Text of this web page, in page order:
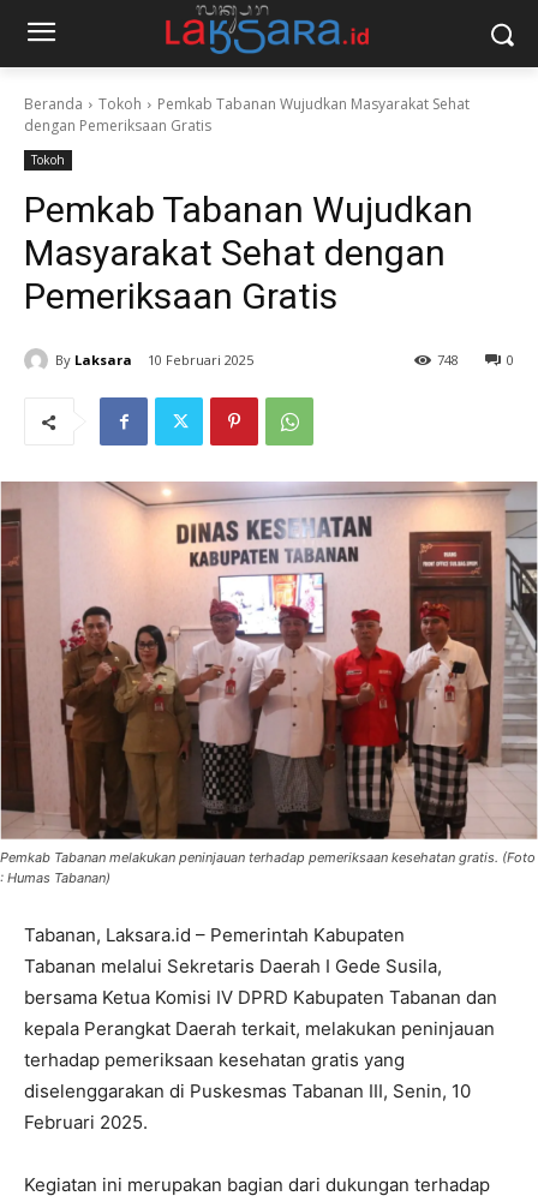
Beranda Tokoh
Pemkab Tabanan Wujudkan Masyarakat Sehat
dengan Pemeriksaan Gratis
Tokoh
Pemkab Tabanan Wujudkan
Masyarakat Sehat dengan
Pemeriksaan Gratis
By Laksara 10 Februari 2025 0
748
Pemkab Tabanan melakukan peninjauan terhadap pemeriksaan kesehatan gratis. (Foto
: Humas Tabanan)
Tabanan, Laksara.id – Pemerintah Kabupaten
Tabanan melalui Sekretaris Daerah I Gede Susila,
bersama Ketua Komisi IV DPRD Kabupaten Tabanan dan
kepala Perangkat Daerah terkait, melakukan peninjauan
terhadap pemeriksaan kesehatan gratis yang
diselenggarakan di Puskesmas Tabanan III, Senin, 10
Februari 2025.
Kegiatan ini merupakan bagian dari dukungan terhadap